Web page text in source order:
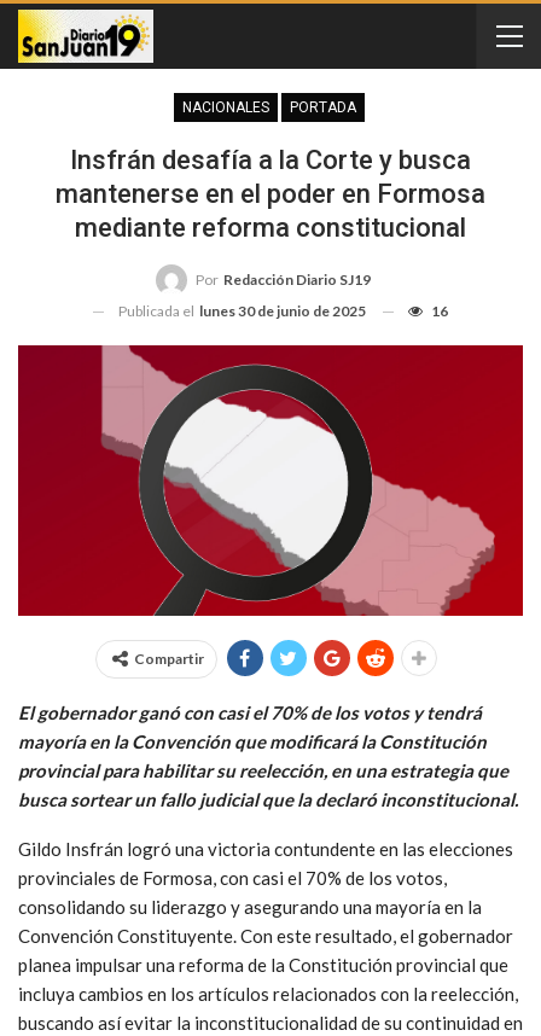
NACIONALES PORTADA
Insfrán desafía a la Corte y busca
mantenerse en el poder en Formosa
mediante reforma constitucional
Por Redacción Diario SJ19
Publicada el lunes 30 de junio de 2025 16
Compartir
El gobernador ganó con casi el 70% de los votos y tendrá
mayoría en la Convención que modificará la Constitución
provincial para habilitar su reelección, en una estrategia que
busca sortear un fallo judicial que la declaró inconstitucional.
Gildo Insfrán logró una victoria contundente en las elecciones
provinciales de Formosa, con casi el 70% de los votos,
consolidando su liderazgo y asegurando una mayoría en la
Convención Constituyente. Con este resultado, el gobernador
planea impulsar una reforma de la Constitución provincial que
incluya cambios en los artículos relacionados con la reelección,
buscando así evitar la inconstitucionalidad de su continuidad en